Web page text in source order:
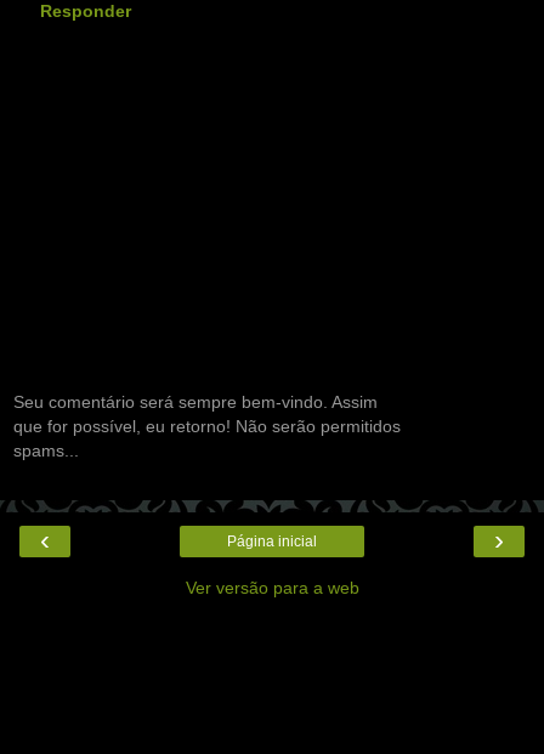
Responder
Seu comentário será sempre bem-vindo. Assim
que for possível, eu retorno! Não serão permitidos
spams...
‹ ›
Página inicial
Ver versão para a web